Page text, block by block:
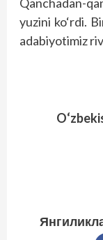
yuzini ko‘rdi.
adabiyotimiz